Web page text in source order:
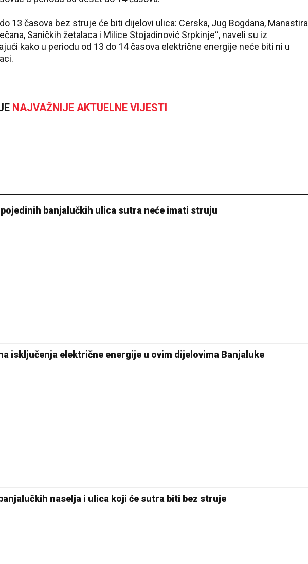
13 časova bez struje će biti dijelovi ulica: Cerska, Jug Bogdana, Manastira
Saničkih žetalaca i Milice Stojadinović Srpkinje“, naveli su iz
kako u periodu od 13 do 14 časova električne energije neće biti ni u
NAJVAŽNIJE AKTUELNE VIJESTI
banjalučkih ulica sutra neće imati struju
isključenja električne energije u ovim dijelovima Banjaluke
naselja i ulica koji će sutra biti bez struje